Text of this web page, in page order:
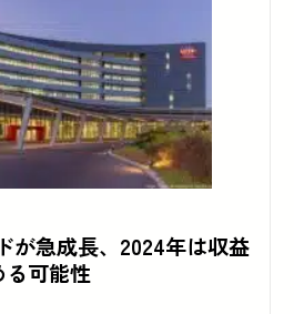
が急成長、2024年は収益
る可能性